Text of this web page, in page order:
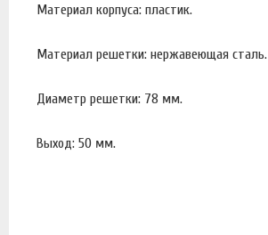
Материал корпуса: пластик.
Материал решетки: нержавеющая сталь.
Диаметр решетки: 78 мм.
Выход: 50 мм.